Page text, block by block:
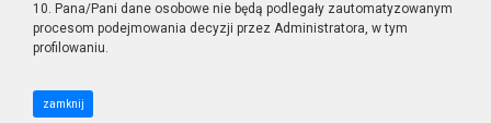
10. Pana/Pani dane osobowe nie będą podlegały zautomatyzowanym
procesom podejmowania decyzji przez Administratora, w tym
profilowaniu.
zamknij